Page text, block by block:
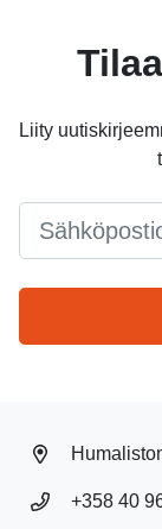
Liity
+358 40